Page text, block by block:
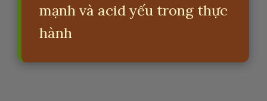
mạnh và acid yếu trong thực
hành